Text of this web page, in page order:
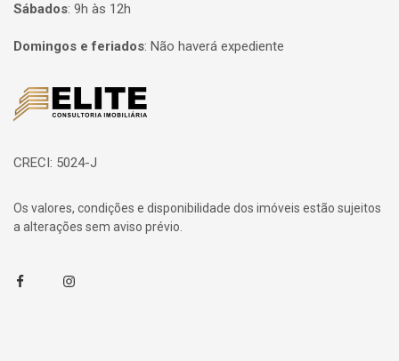
Sábados: 9h às 12h
Domingos e feriados: Não haverá expediente
Página inicial
CRECI: 5024-J
Os valores, condições e disponibilidade dos imóveis estão sujeitos
a alterações sem aviso prévio.
FacebookInstagram